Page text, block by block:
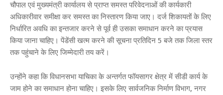
चौपाल एवं मुख्यमंत्री कार्यालय से प्राप्त समस्त परिवेदनाओं की कार्यकारी
अधिकारीवार समीक्षा कर समस्त का निस्तारण किया जाए। दर्ज शिकायतों के लिए
निर्धारित अवधि का इन्तजार करने से पूर्व ही उसका समाधान करने का प्रयास
किया जाना चाहिए। पेंडेंसी खत्म करने की सूचना प्रतिदिन 5 बजे तक जिला स्तर
तक पहुंचाने के लिए जिम्मेदारी तय करें।
उन्होंने कहा कि विधानसभा याचिका के अन्तर्गत फॉयसागर क्षेत्र में सीडी कार्य के
जाम होने का समाधान होना चाहिए। इसके लिए सार्वजनिक निर्माण विभाग, नगर